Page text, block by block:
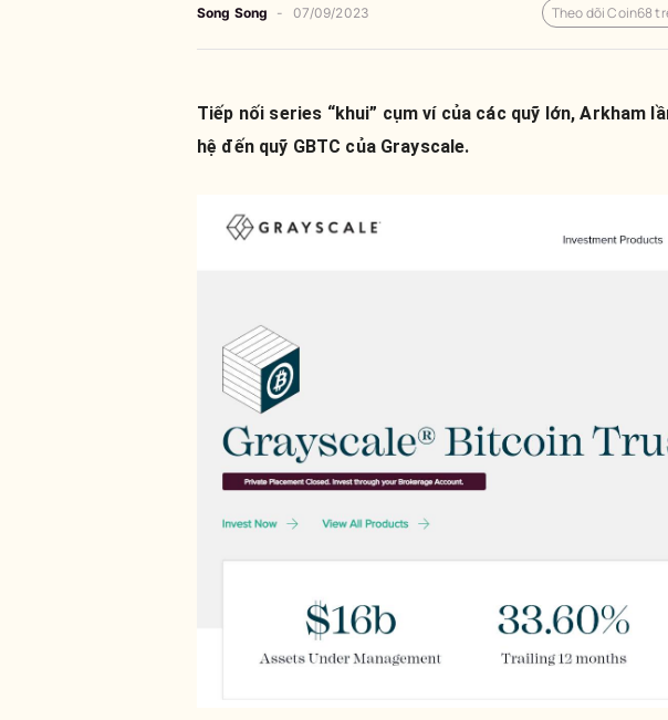
Song Song - 07/09/2023 Theo dõi Coin68
Tiếp nối series “khui” cụm ví của các quỹ lớn, Arkham
hệ đến quỹ GBTC của Grayscale.